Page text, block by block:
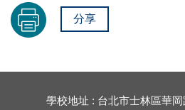
分享
學校地址 : 台北市士林區華